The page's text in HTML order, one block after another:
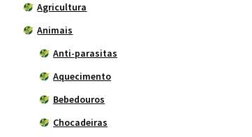
Agricultura
Animais
Anti-parasitas
Aquecimento
Bebedouros
Chocadeiras